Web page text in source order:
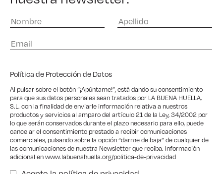
Política de Protección de Datos
Al pulsar sobre el botón “¡Apúntame!”, está dando su consentimiento
para que sus datos personales sean tratados por LA BUENA HUELLA,
S.L. con la finalidad de enviarle información relativa a nuestros
productos y servicios al amparo del artículo 21 de la Ley, 34/2002 por
lo que serán conservados durante el plazo necesario para ello, puede
cancelar el consentimiento prestado a recibir comunicaciones
comerciales, pulsando sobre la opción “darme de baja” de cualquier de
las comunicaciones de nuestra Newsletter que reciba. Información
adicional enwww.labuenahuella.org/politica-de-privacidad